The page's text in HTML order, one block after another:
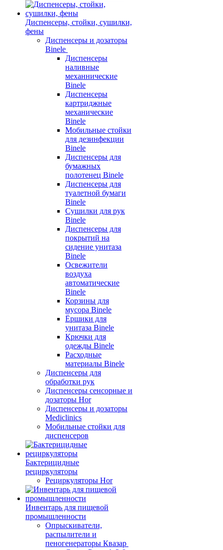
Диспенсеры, стойки, сушилки,
фены
Диспенсеры и дозаторы
Binele
Диспенсеры
наливные
механнические
Binele
Диспенсеры
картриджные
механические
Binele
Мобильные стойки
для дезинфекции
Binele
Диспенсеры для
бумажных
полотенец Binele
Диспенсеры для
туалетной бумаги
Binele
Сушилки для рук
Binele
Диспенсеры для
покрытий на
сидение унитаза
Binele
Освежители
воздуха
автоматические
Binele
Корзины для
мусора Binele
Ёршики для
унитаза Binele
Крючки для
одежды Binele
Расходные
материалы Binele
Диспенсеры для
обработки рук
Диспенсеры сенсорные и
дозаторы Hor
Диспенсеры и дозаторы
Mediclinics
Мобильные стойки для
диспенсеров
Бактерицидные
рециркуляторы
Рециркуляторы Hor
Инвентарь для пищевой
промышленности
Опрыскиватели,
распылители и
пеногенераторы Квазар